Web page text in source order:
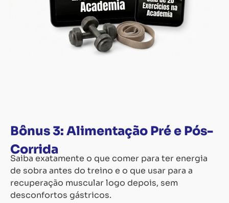
Bônus 3: Alimentação Pré e Pós-
Corrida
Saiba exatamente o que comer para ter energia
de sobra antes do treino e o que usar para a
recuperação muscular logo depois, sem
desconfortos gástricos.